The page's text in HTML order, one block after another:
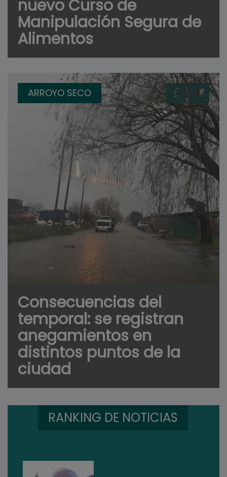
nuevo Curso de
Manipulación Segura de
Alimentos
ARROYO SECO
Consecuencias del
temporal: se registran
anegamientos en
distintos puntos de la
ciudad
RANKING DE NOTICIAS